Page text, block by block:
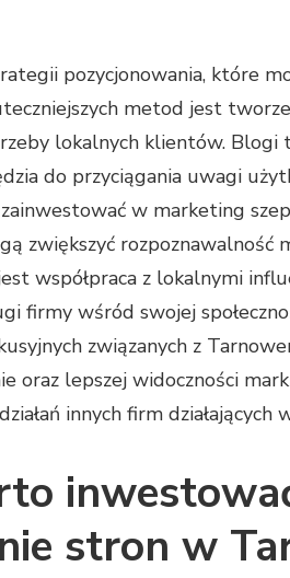
pozycjonowania, które
metod jest
lokalnych klientów. Blogi
do przyciągania uwagi
w marketing
zwiększyć
współpraca z lokalnymi
firmy wśród swojej
związanych z
oraz lepszej widoczności
innych firm działających
stron w